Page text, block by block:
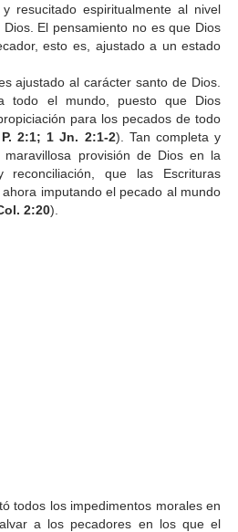
resucitado espiritualmente al nivel
El pensamiento no es que Dios
esto es, ajustado a un estado
ajustado al carácter santo de Dios.
todo el mundo, puesto que Dios
para los pecados de todo
2:1; 1 Jn. 2:1-2). Tan completa y
provisión de Dios en la
reconciliación, que las Escrituras
imputando el pecado al mundo
2:20).
todos los impedimentos morales en
a los pecadores en los que el